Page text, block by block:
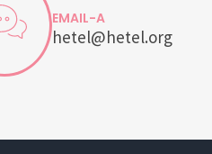
EMAIL-A
hetel@hetel.org